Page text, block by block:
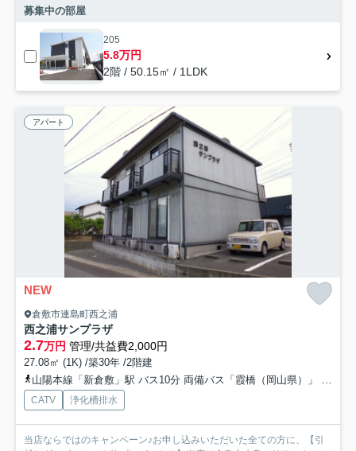
募集中の部屋
205
5.8万円
2階 / 50.15㎡ / 1LDK
アパート
NEW
倉敷市連島町西之浦
西之浦サンプラザ
2.7万円 管理/共益費2,000円
27.08㎡ (1K) /築30年 /2階建
山陽本線「新倉敷」駅 バス10分 両備バス「霞橋（岡山県）」 停歩24分
CATV 浄化槽排水
当店ならではのキャンペーン♪お申し込みいただいた全ての方に、【引